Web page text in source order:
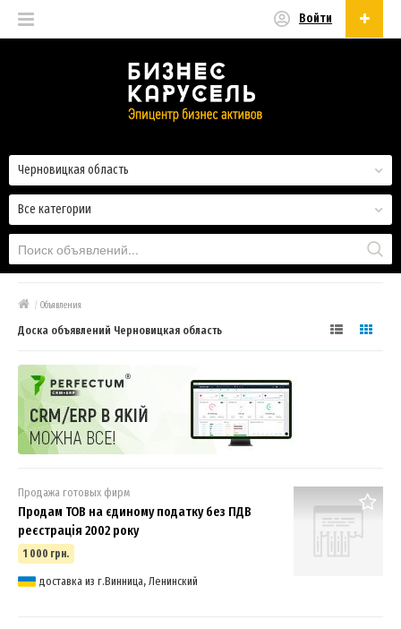
Войти
Все категории
Черновицкая область
/ Объявления
Доска объявлений Черновицкая область
Продажа готовых фирм
Продам ТОВ на єдиному податку без ПДВ
реєстрація 2002 року
1 000 грн.
доставка из г.Винница, Ленинский